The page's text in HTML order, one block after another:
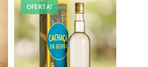
OFERTA!